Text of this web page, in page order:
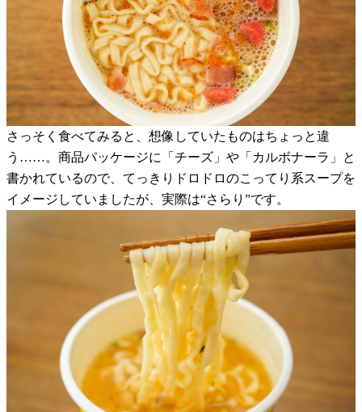
さっそく食べてみると、想像していたものはちょっと違
う……。商品パッケージに「チーズ」や「カルボナーラ」と
書かれているので、てっきりドロドロのこってり系スープを
イメージしていましたが、実際は“さらり”です。